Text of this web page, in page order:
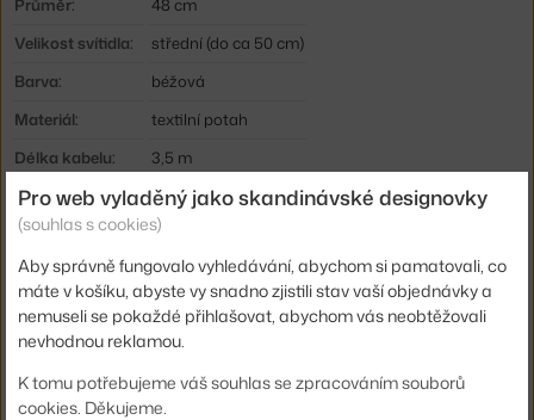
Průměr:
48 cm
Velikost svítidla:
střední (do ca 50 cm)
Barva:
béžová
Materiál:
textilní potah
Délka kabelu:
3,5 m
Krytí:
IP20
Hlavní materiál:
textil / papír
Patice / zdroj:
E27
Distribuce světla: nepřímé světlo
Zdroj součástí:
ne
Max Watt (LED):
11 W
Pro web vyladěný jako skandinávské designovky
(souhlas s cookies)
Aby správně fungovalo vyhledávání, abychom si pamatovali, co
máte v košíku, abyste vy snadno zjistili stav vaší objednávky a
nemuseli se pokaždé přihlašovat, abychom vás neobtěžovali
nevhodnou reklamou.
K tomu potřebujeme váš souhlas se zpracováním souborů
cookies. Děkujeme.